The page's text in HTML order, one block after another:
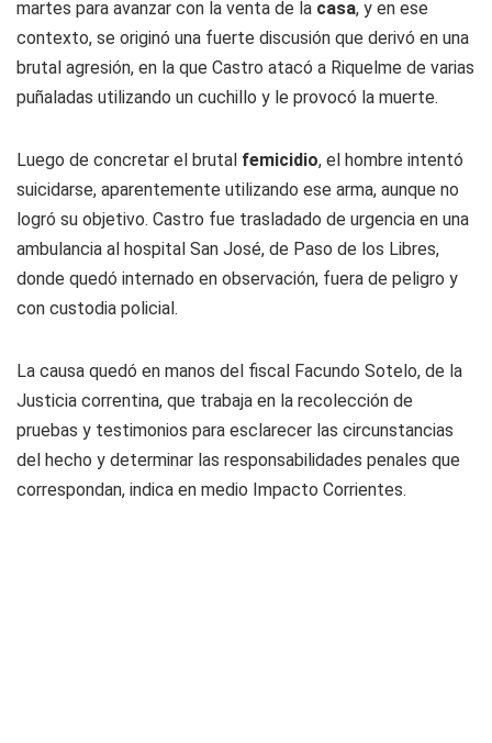
martes para avanzar con la venta de la casa, y en ese
contexto, se originó una fuerte discusión que derivó en una
brutal agresión, en la que Castro atacó a Riquelme de varias
puñaladas utilizando un cuchillo y le provocó la muerte.
Luego de concretar el brutal femicidio, el hombre intentó
suicidarse, aparentemente utilizando ese arma, aunque no
logró su objetivo. Castro fue trasladado de urgencia en una
ambulancia al hospital San José, de Paso de los Libres,
donde quedó internado en observación, fuera de peligro y
con custodia policial.
La causa quedó en manos del fiscal Facundo Sotelo, de la
Justicia correntina, que trabaja en la recolección de
pruebas y testimonios para esclarecer las circunstancias
del hecho y determinar las responsabilidades penales que
correspondan, indica en medio Impacto Corrientes.